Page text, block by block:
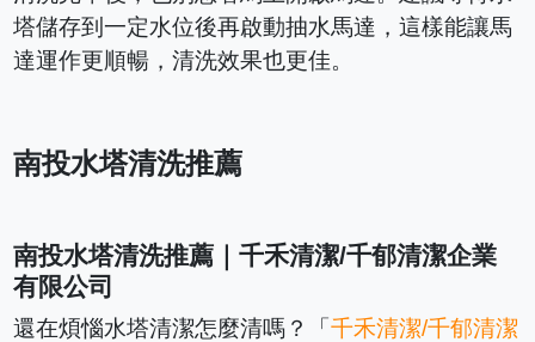
塔儲存到一定水位後再啟動抽水馬達，這樣能讓馬
達運作更順暢，清洗效果也更佳。
南投水塔清洗推薦
南投水塔清洗推薦｜千禾清潔/千郁清潔企業
有限公司
還在煩惱水塔清潔怎麼清嗎？「千禾清潔/千郁清潔